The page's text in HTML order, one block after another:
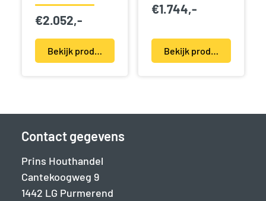
€2.052,-
€1.744,-
Contact gegevens
Prins Houthandel
Cantekoogweg 9
1442 LG Purmerend